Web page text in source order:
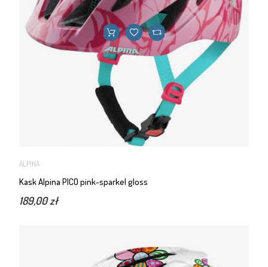
ALPINA
Kask Alpina PICO pink-sparkel gloss
189,00 zł